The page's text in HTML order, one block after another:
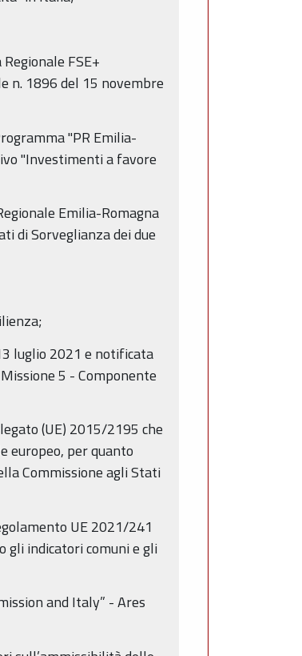
FSE+
n. 1896 del 15 novembre
"PR Emilia-
"Investimenti a favore
Emilia-Romagna
di Sorveglianza dei due
luglio 2021 e notificata
5 - Componente
(UE) 2015/2195 che
europeo, per quanto
Commissione agli Stati
UE 2021/241
gli indicatori comuni e gli
and Italy” - Ares